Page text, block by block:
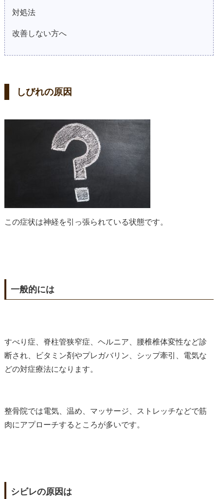
対処法
改善しない方へ
しびれの原因
この症状は神経を引っ張られている状態です。
一般的には
すべり症、脊柱管狭窄症、ヘルニア、腰椎椎体変性など診
断され、ビタミン剤やプレガバリン、シップ牽引、電気な
どの対症療法になります。
整骨院では電気、温め、マッサージ、ストレッチなどで筋
肉にアプローチするところが多いです。
シビレの原因は